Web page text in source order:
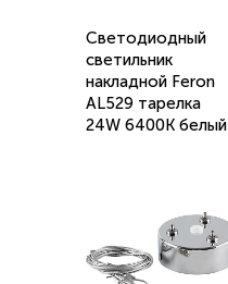
Светодиодный
светильник
накладной Feron
AL529 тарелка
24W 6400K белый